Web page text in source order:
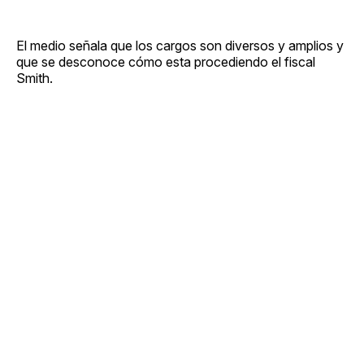
El medio señala que los cargos son diversos y amplios y
que se desconoce cómo esta procediendo el fiscal
Smith.